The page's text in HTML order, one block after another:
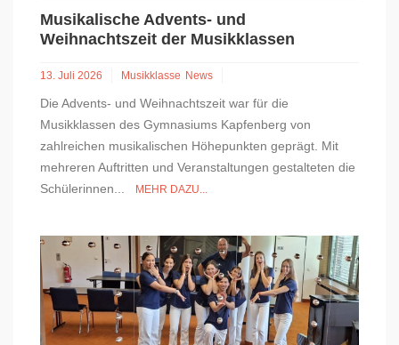
Musikalische Advents- und
Weihnachtszeit der Musikklassen
13. Juli 2026 Musikklasse News
Die Advents- und Weihnachtszeit war für die
Musikklassen des Gymnasiums Kapfenberg von
zahlreichen musikalischen Höhepunkten geprägt. Mit
mehreren Auftritten und Veranstaltungen gestalteten die
Schülerinnen...
MEHR DAZU...